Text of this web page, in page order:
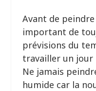
Avant de peindre
important de
prévisions du
travailler un jour
Ne jamais
humide car la